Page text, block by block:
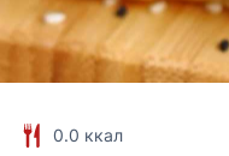
0.0 ккал